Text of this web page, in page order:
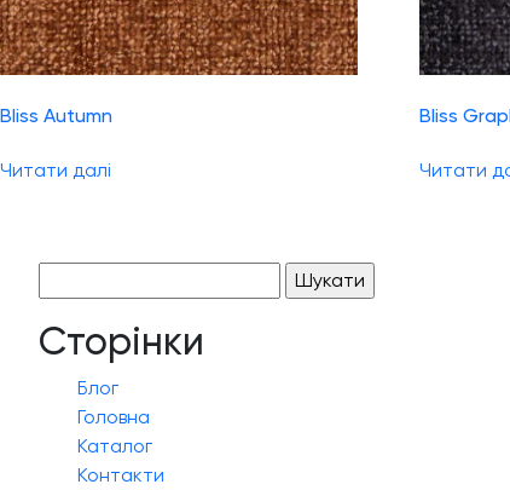
Bliss Autumn
Читати далі
Bliss
Читати
Сторінки
Блог
Головна
Каталог
Контакти